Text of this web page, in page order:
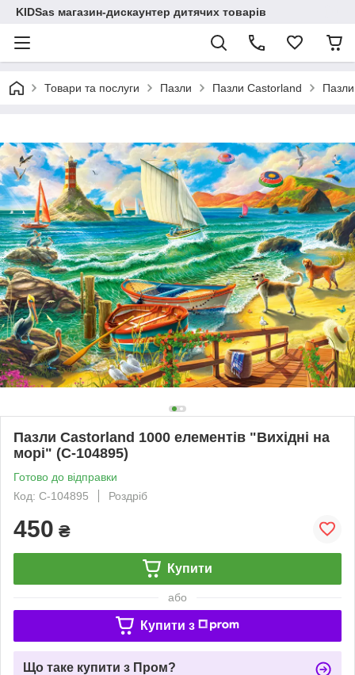
KIDSas магазин-дискаунтер дитячих товарів
Товари та послуги Пазли Пазли Castorland
Пазли Castorland 1000 елементів "Вихідні на
морі" (C-104895)
Готово до відправки
Код: C-104895
Роздріб
450 ₴
Купити
або
Купити з
Що таке купити з Пром?